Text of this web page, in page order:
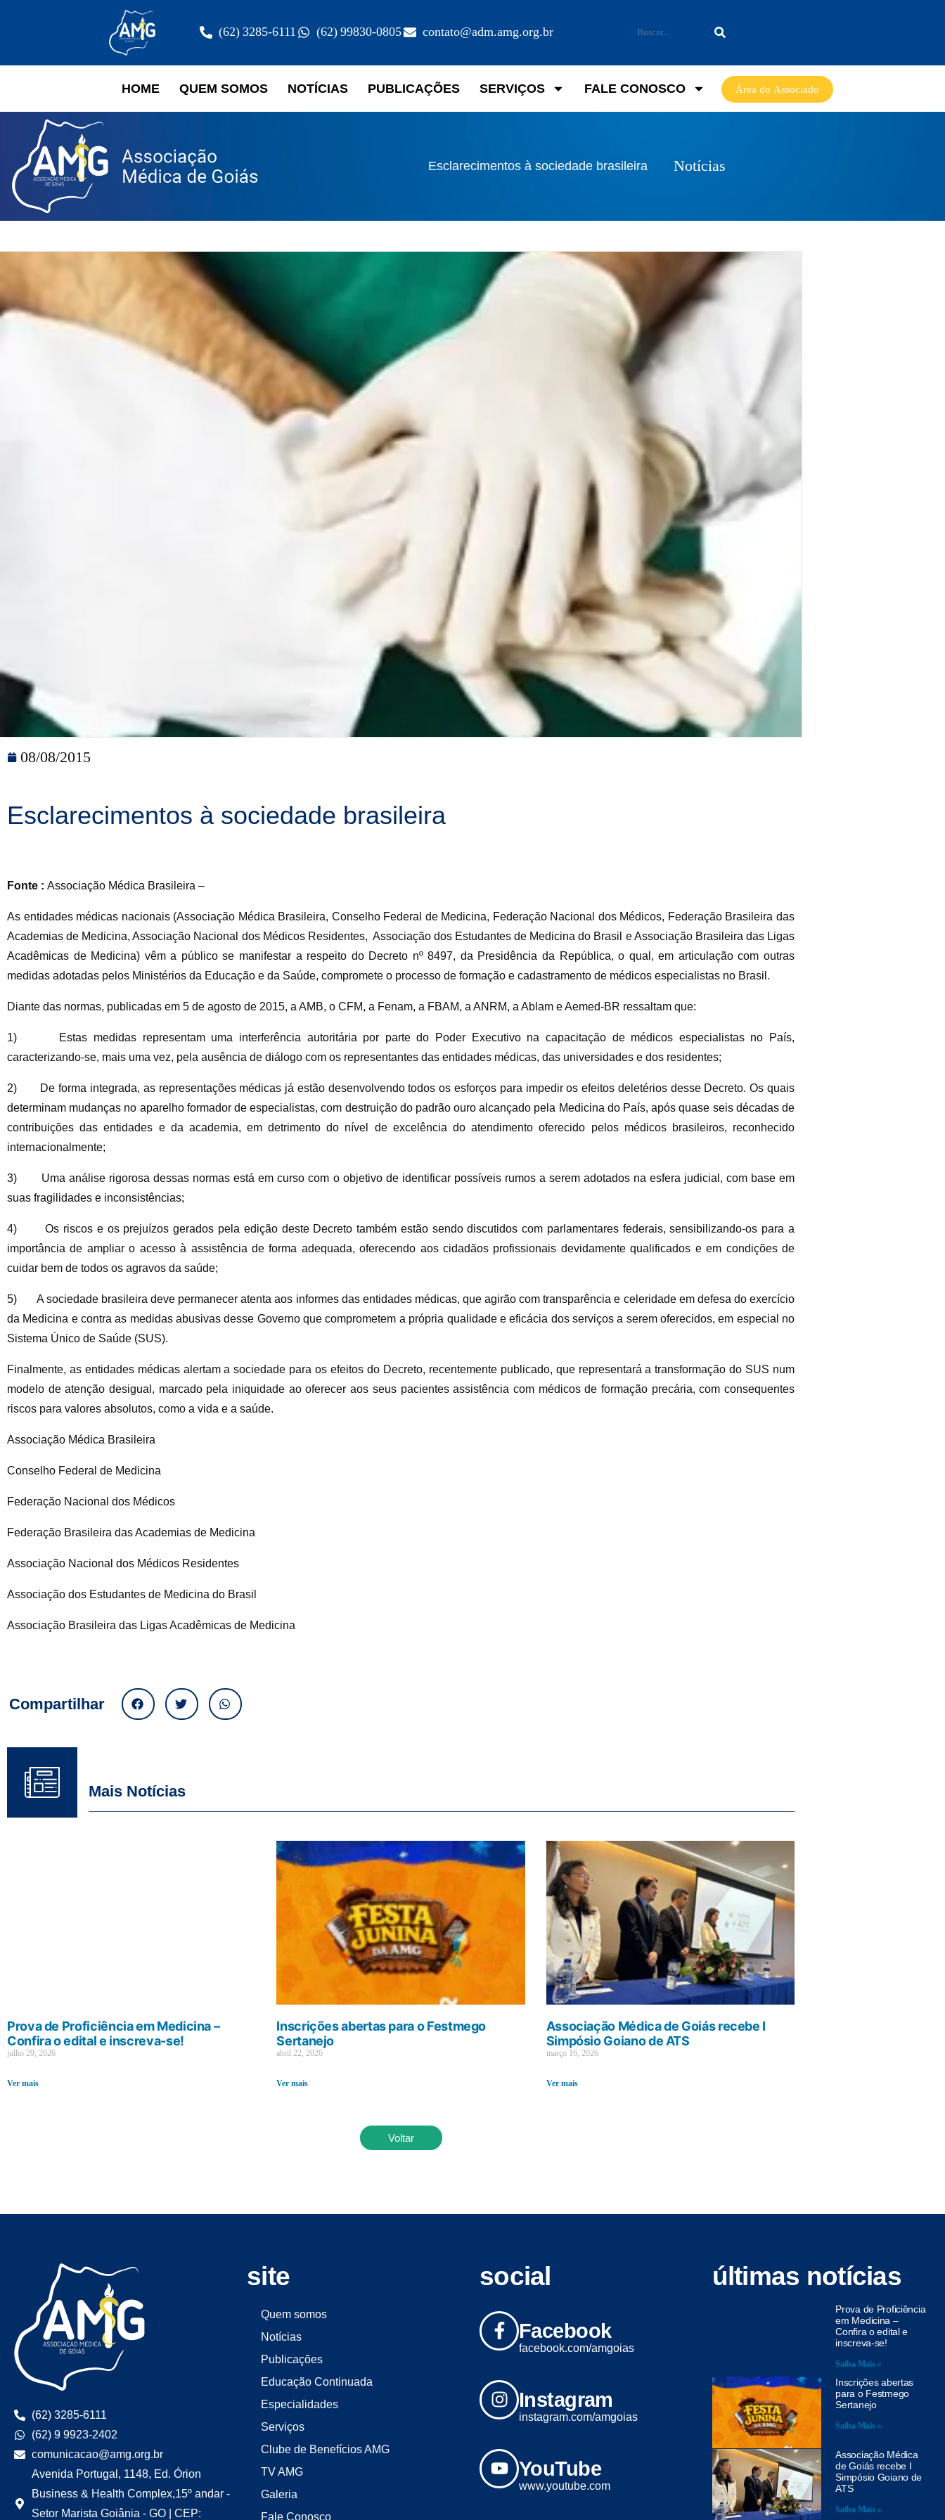
(62) 3285-6111 (62) 99830-0805 contato@adm.amg.org.br
HOME QUEM SOMOS NOTÍCIAS PUBLICAÇÕES SERVIÇOS FALE CONOSCO Área do Associado
Esclarecimentos à sociedade brasileira Notícias
08/08/2015
Esclarecimentos à sociedade brasileira
Fonte : Associação Médica Brasileira –
As entidades médicas nacionais (Associação Médica Brasileira, Conselho Federal de Medicina, Federação Nacional dos Médicos, Federação Brasileira das
Academias de Medicina, Associação Nacional dos Médicos Residentes, Associação dos Estudantes de Medicina do Brasil e Associação Brasileira das Ligas
Acadêmicas de Medicina) vêm a público se manifestar a respeito do Decreto nº 8497, da Presidência da República, o qual, em articulação com outras
medidas adotadas pelos Ministérios da Educação e da Saúde, compromete o processo de formação e cadastramento de médicos especialistas no Brasil.
Diante das normas, publicadas em 5 de agosto de 2015, a AMB, o CFM, a Fenam, a FBAM, a ANRM, a Ablam e Aemed-BR ressaltam que:
1) Estas medidas representam uma interferência autoritária por parte do Poder Executivo na capacitação de médicos especialistas no País,
caracterizando-se, mais uma vez, pela ausência de diálogo com os representantes das entidades médicas, das universidades e dos residentes;
2) De forma integrada, as representações médicas já estão desenvolvendo todos os esforços para impedir os efeitos deletérios desse Decreto. Os quais
determinam mudanças no aparelho formador de especialistas, com destruição do padrão ouro alcançado pela Medicina do País, após quase seis décadas de
contribuições das entidades e da academia, em detrimento do nível de excelência do atendimento oferecido pelos médicos brasileiros, reconhecido
internacionalmente;
3) Uma análise rigorosa dessas normas está em curso com o objetivo de identificar possíveis rumos a serem adotados na esfera judicial, com base em
suas fragilidades e inconsistências;
4) Os riscos e os prejuízos gerados pela edição deste Decreto também estão sendo discutidos com parlamentares federais, sensibilizando-os para a
importância de ampliar o acesso à assistência de forma adequada, oferecendo aos cidadãos profissionais devidamente qualificados e em condições de
cuidar bem de todos os agravos da saúde;
5) A sociedade brasileira deve permanecer atenta aos informes das entidades médicas, que agirão com transparência e celeridade em defesa do exercício
da Medicina e contra as medidas abusivas desse Governo que comprometem a própria qualidade e eficácia dos serviços a serem oferecidos, em especial no
Sistema Único de Saúde (SUS).
Finalmente, as entidades médicas alertam a sociedade para os efeitos do Decreto, recentemente publicado, que representará a transformação do SUS num
modelo de atenção desigual, marcado pela iniquidade ao oferecer aos seus pacientes assistência com médicos de formação precária, com consequentes
riscos para valores absolutos, como a vida e a saúde.
Associação Médica Brasileira
Conselho Federal de Medicina
Federação Nacional dos Médicos
Federação Brasileira das Academias de Medicina
Associação Nacional dos Médicos Residentes
Associação dos Estudantes de Medicina do Brasil
Associação Brasileira das Ligas Acadêmicas de Medicina
Compartilhar
Mais Notícias
Prova de Proficiência em Medicina –
Confira o edital e inscreva-se!
julho 29, 2026
Ver mais
Inscrições abertas para o Festmego
Sertanejo
abril 22, 2026
Ver mais
Associação Médica de Goiás recebe I
Simpósio Goiano de ATS
março 16, 2026
Ver mais
Voltar
(62) 3285-6111
(62) 9 9923-2402
comunicacao@amg.org.br
Avenida Portugal, 1148, Ed. Órion
Business & Health Complex,15º andar -
Setor Marista Goiânia - GO | CEP:
site
Quem somos
Notícias
Publicações
Educação Continuada
Especialidades
Serviços
Clube de Benefícios AMG
TV AMG
Galeria
Fale Conosco
social
Facebook
facebook.com/amgoias
Instagram
instagram.com/amgoias
YouTube
www.youtube.com
últimas notícias
Prova de Proficiência
em Medicina –
Confira o edital e
inscreva-se!
Saiba Mais »
Inscrições abertas
para o Festmego
Sertanejo
Saiba Mais »
Associação Médica
de Goiás recebe I
Simpósio Goiano de
ATS
Saiba Mais »